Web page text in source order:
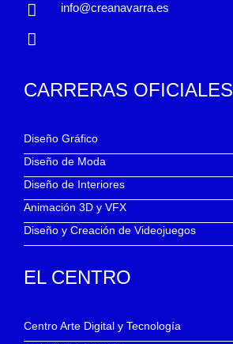
info@creanavarra.es
CARRERAS OFICIALES
Diseño Gráfico
Diseño de Moda
Diseño de Interiores
Animación 3D y VFX
Diseño y Creación de Videojuegos
EL CENTRO
Centro Arte Digital y Tecnología